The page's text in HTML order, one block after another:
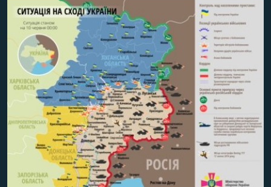
ФОТО
СПЕЦПРОЄКТИ
ПОДКАСТИ
КРИМ РЕАЛІЇ
УКР
КТАТ
ДОЛУЧАЙСЯ!